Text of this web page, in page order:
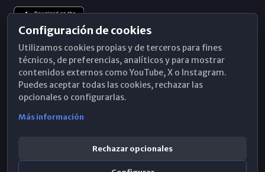
Configuración de cookies
Utilizamos cookies propias y de terceros para fines
técnicos, de preferencias, analíticos y para mostrar
contenidos externos como YouTube, X o Instagram.
Puedes aceptar todas las cookies, rechazar las
opcionales o configurarlas.
Más información
Rechazar opcionales